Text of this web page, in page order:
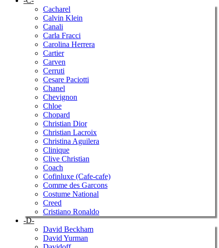
Cacharel
Calvin Klein
Canali
Carla Fracci
Carolina Herrera
Cartier
Carven
Cerruti
Cesare Paciotti
Chanel
Chevignon
Chloe
Chopard
Christian Dior
Christian Lacroix
Christina Aguilera
Clinique
Clive Christian
Coach
Cofinluxe (Cafe-cafe)
Comme des Garcons
Costume National
Creed
Cristiano Ronaldo
-D-
David Beckham
David Yurman